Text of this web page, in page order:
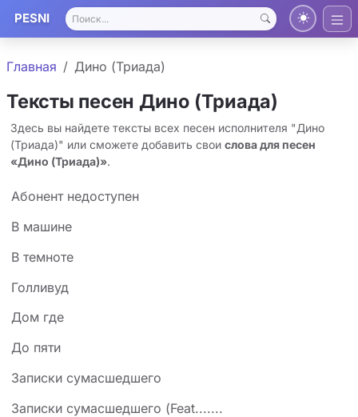
PESNI
Главная Дино (Триада)
Тексты песен Дино (Триада)
Здесь вы найдете тексты всех песен исполнителя "Дино
(Триада)" или сможете добавить свои слова для песен
«Дино (Триада)».
Абонент недоступен
В машине
В темноте
Голливуд
Дом где
До пяти
Записки сумасшедшего
Записки сумасшедшего (Feat.......